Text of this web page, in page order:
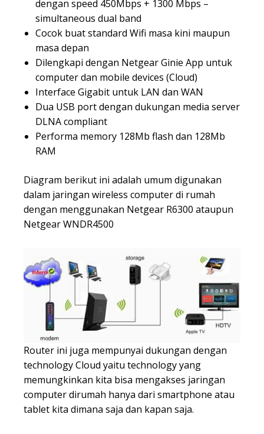
dengan speed 450Mbps + 1300 Mbps –
simultaneous dual band
Cocok buat standard Wifi masa kini maupun
masa depan
Dilengkapi dengan Netgear Ginie App untuk
computer dan mobile devices (Cloud)
Interface Gigabit untuk LAN dan WAN
Dua USB port dengan dukungan media server
DLNA compliant
Performa memory 128Mb flash dan 128Mb
RAM
Diagram berikut ini adalah umum digunakan
dalam jaringan wireless computer di rumah
dengan menggunakan Netgear R6300 ataupun
Netgear WNDR4500
Router ini juga mempunyai dukungan dengan
technology Cloud yaitu technology yang
memungkinkan kita bisa mengakses jaringan
computer dirumah hanya dari smartphone atau
tablet kita dimana saja dan kapan saja.